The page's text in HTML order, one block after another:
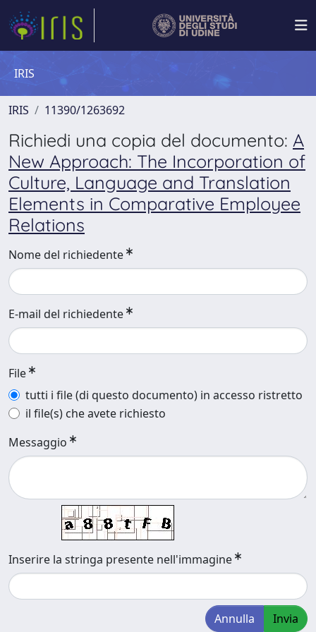
IRIS
IRIS 11390/1263692
Richiedi una copia del documento: A
New Approach: The Incorporation of
Culture, Language and Translation
Elements in Comparative Employee
Relations
Nome del richiedente
E-mail del richiedente
File
tutti i file (di questo documento) in accesso ristretto
il file(s) che avete richiesto
Messaggio
Inserire la stringa presente nell'immagine
Annulla Invia